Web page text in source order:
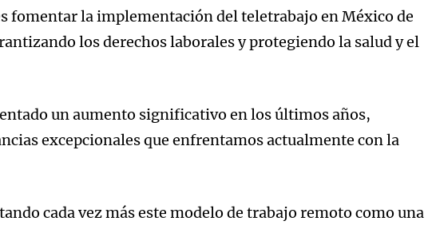
fomentar la implementación del teletrabajo en México de
los derechos laborales y protegiendo la salud y el
un aumento significativo en los últimos años,
excepcionales que enfrentamos actualmente con la
cada vez más este modelo de trabajo remoto como una